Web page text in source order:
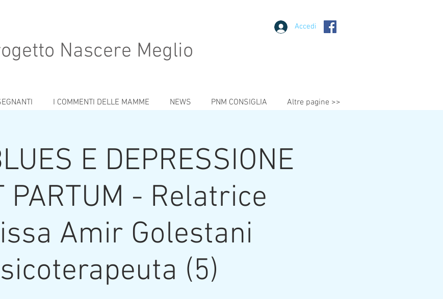
Accedi
Nascere Meglio
I COMMENTI DELLE MAMME NEWS PNM CONSIGLIA Altre pagine >>
E DEPRESSIONE
PARTUM - Relatrice
Amir Golestani
(5)